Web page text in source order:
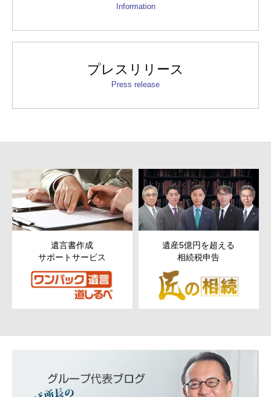
Information
プレスリリース
Press release
遺産5億円を超える
相続税申告
次世代以降まで残す
ための財産管理